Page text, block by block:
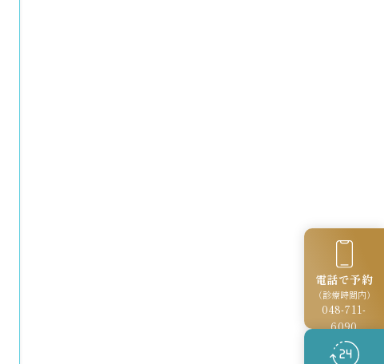
電話で予約
（診療時間内）
048-711-
6090